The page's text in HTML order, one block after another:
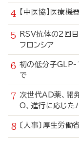
【中医協】医療
RSV抗体の2回
フロンシア
初の低分子GLP-
で
次世代AD薬、開
O、進行に応じた
〔人事〕厚生労